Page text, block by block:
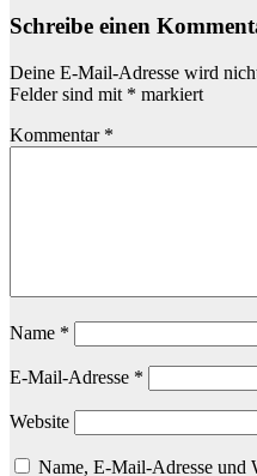
Schreibe einen
Deine E-Mail-Adresse wird
Felder sind mit * markiert
Kommentar *
Name *
E-Mail-Adresse *
Website
Name, E-Mail-Adresse und